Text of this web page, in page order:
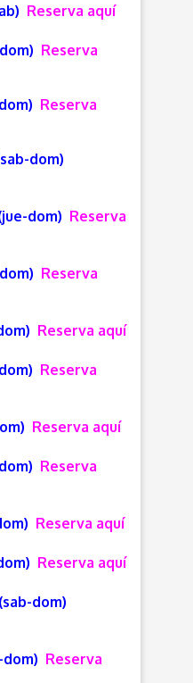
Reserva aquí
Reserva
Reserva
dom)
dom) Reserva
Reserva
Reserva aquí
Reserva
Reserva aquí
Reserva
Reserva aquí
Reserva aquí
dom)
Reserva